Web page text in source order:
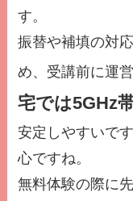
す。
振替や補填の対
め、受講前に運
宅では5GHz
安定しやすいで
心ですね。
無料体験の際に